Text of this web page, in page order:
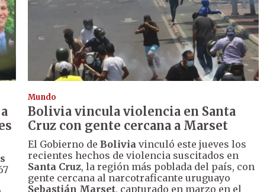
Mundo
Bolivia vincula violencia en Santa
Cruz con gente cercana a Marset
El Gobierno deBolivia vinculó este jueves los
recientes hechos de violencia suscitados en
Santa Cruz, la región más poblada del país, con
gente cercana al narcotraficante uruguayo
Sebastián Marset, capturado en marzo en el